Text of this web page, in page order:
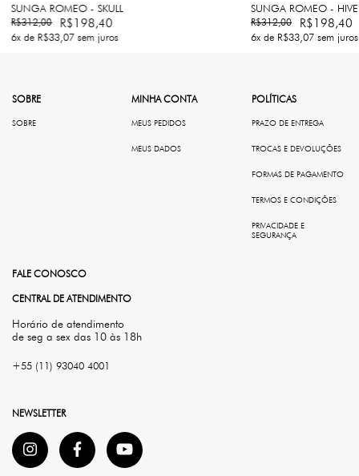
SUNGA ROMEO - SKULL
R$312,00 R$198,40
6x de R$33,07sem juros
SUNGA ROMEO -
R$312,00 R$198,40
6x de R$33,07sem juros
SOBRE
SOBRE
MINHA CONTA
MEUS PEDIDOS
MEUS DADOS
POLÍTICAS
PRAZO DE ENTREGA
TROCAS E DEVOLUÇÕES
FORMAS DE PAGAMENTO
TERMOS E CONDIÇÕES
PRIVACIDADE E
SEGURANÇA
FALE CONOSCO
CENTRAL DE ATENDIMENTO
Horário de atendimento
de seg a sex das 10 às 18h
+55 (11) 93040 4001
NEWSLETTER